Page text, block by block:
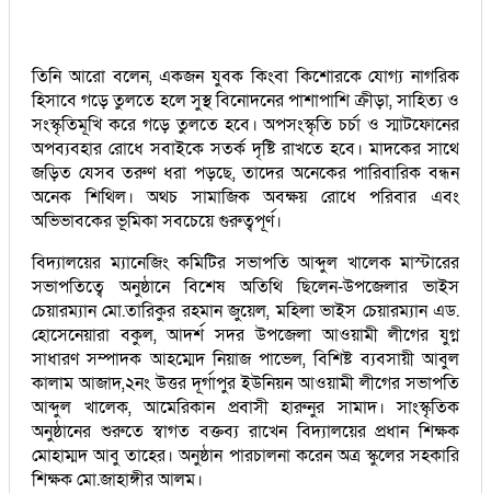
তিনি আরো বলেন, একজন যুবক কিংবা কিশোরকে যোগ্য নাগরিক
হিসাবে গড়ে তুলতে হলে সুস্থ বিনোদনের পাশাপাশি ক্রীড়া, সাহিত্য ও
সংস্কৃতিমূখি করে গড়ে তুলতে হবে। অপসংস্কৃতি চর্চা ও স্মাটফোনের
অপব্যবহার রোধে সবাইকে সতর্ক দৃষ্টি রাখতে হবে। মাদকের সাথে
জড়িত যেসব তরুণ ধরা পড়ছে, তাদের অনেকের পারিবারিক বন্ধন
অনেক শিথিল। অথচ সামাজিক অবক্ষয় রোধে পরিবার এবং
অভিভাবকের ভূমিকা সবচেয়ে গুরুত্বপূর্ণ।
বিদ্যালয়ের ম্যানেজিং কমিটির সভাপতি আব্দুল খালেক মাস্টারের
সভাপতিত্বে অনুষ্ঠানে বিশেষ অতিথি ছিলেন-উপজেলার ভাইস
চেয়ারম্যান মো.তারিকুর রহমান জুয়েল, মহিলা ভাইস চেয়ারম্যান এড.
হোসেনেয়ারা বকুল, আদর্শ সদর উপজেলা আওয়ামী লীগের যুগ্ন
সাধারণ সম্পাদক আহম্মেদ নিয়াজ পাভেল, বিশিষ্ট ব্যবসায়ী আবুল
কালাম আজাদ,২নং উত্তর দূর্গাপুর ইউনিয়ন আওয়ামী লীগের সভাপতি
আব্দুল খালেক, আমেরিকান প্রবাসী হারুনুর সামাদ। সাংস্কৃতিক
অনুষ্ঠানের শুরুতে স্বাগত বক্তব্য রাখেন বিদ্যালয়ের প্রধান শিক্ষক
মোহাম্মদ আবু তাহের। অনুষ্ঠান পারচালনা করেন অত্র স্কুলের সহকারি
শিক্ষক মো.জাহাঙ্গীর আলম।